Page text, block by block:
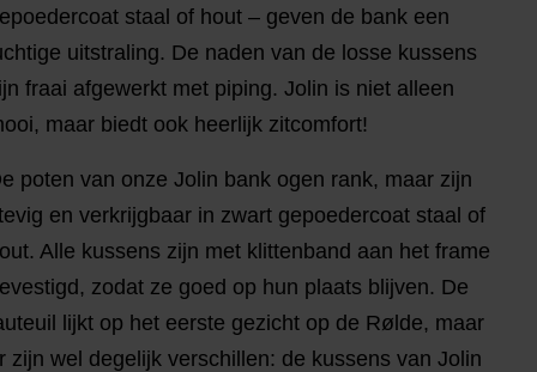
staal of hout – geven de bank een
uitstraling. De naden van de losse kussens
fraai afgewerkt met piping. Jolin is niet alleen
maar biedt ook heerlijk zitcomfort!
poten van onze Jolin bank ogen rank, maar zijn
en verkrijgbaar in zwart gepoedercoat staal of
Alle kussens zijn met klittenband aan het frame
zodat ze goed op hun plaats blijven. De
lijkt op het eerste gezicht op de Rølde, maar
zijn wel degelijk verschillen: de kussens van Jolin